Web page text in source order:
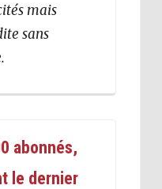
mais
sans
abonnés,
le dernier